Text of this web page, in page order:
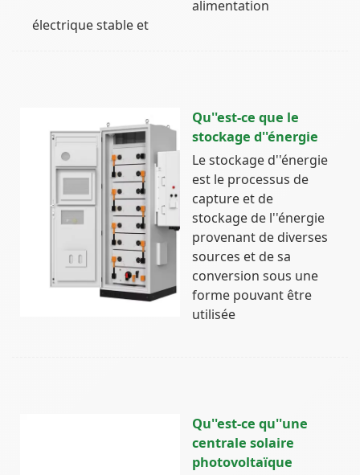
alimentation
électrique stable et
Qu''est-ce que le
stockage d''énergie
Le stockage d''énergie
est le processus de
capture et de
stockage de l''énergie
provenant de diverses
sources et de sa
conversion sous une
forme pouvant être
utilisée
Qu''est-ce qu''une
centrale solaire
photovoltaïque